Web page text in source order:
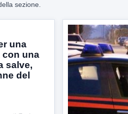
sezione.
una
con una
salve,
del